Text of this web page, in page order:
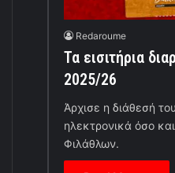
Redaroume
Τα εισιτήρια
2025/26
Άρχισε η διάθεσή
ηλεκτρονικά όσο
Φιλάθλων.